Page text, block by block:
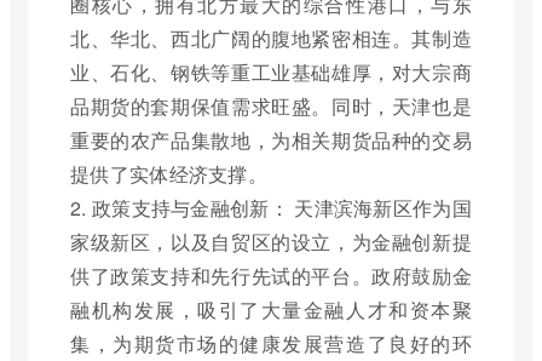
北、华北、西北广阔的腹地紧密相连。其制造
业、石化、钢铁等重工业基础雄厚，对大宗商
品期货的套期保值需求旺盛。同时，天津也是
重要的农产品集散地，为相关期货品种的交易
提供了实体经济支撑。
2. 政策支持与金融创新： 天津滨海新区作为国
家级新区，以及自贸区的设立，为金融创新提
供了政策支持和先行先试的平台。政府鼓励金
融机构发展，吸引了大量金融人才和资本聚
集，为期货市场的健康发展营造了良好的环